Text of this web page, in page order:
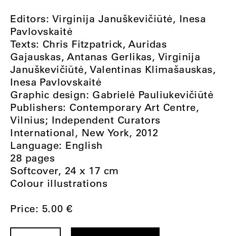
Editors: Virginija Januškevičiūtė, Inesa
Pavlovskaitė
Texts: Chris Fitzpatrick, Auridas
Gajauskas, Antanas Gerlikas, Virginija
Januškevičiūtė, Valentinas Klimašauskas,
Inesa Pavlovskaitė
Graphic design: Gabrielė Pauliukevičiūtė
Publishers: Contemporary Art Centre,
Vilnius; Independent Curators
International, New York, 2012
Language: English
28 pages
Softcover, 24 x 17 cm
Colour illustrations
Price: 5.00 €
ICI’s